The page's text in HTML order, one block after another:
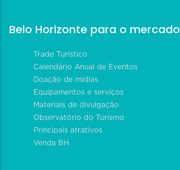
Belo Horizonte para o mercado
Trade Turístico
Calendário Anual de Eventos
Doação de mídias
Equipamentos e serviços
Materiais de divulgação
Observatório do Turismo
Principais atrativos
Venda BH